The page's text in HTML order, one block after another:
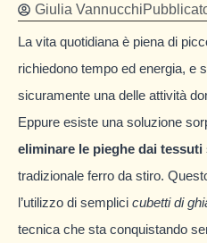
Giulia Vannucchi
La vita quotidiana è piena di
richiedono tempo ed energia, e
sicuramente una delle attività
Eppure esiste una soluzione
eliminare le pieghe dai tessuti
tradizionale ferro da stiro.
l’utilizzo di semplici cubetti di
tecnica che sta conquistando